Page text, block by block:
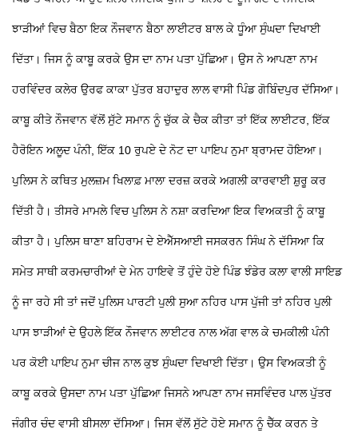
ਝਾੜੀਆਂ ਵਿਚ ਬੈਠਾ ਇਕ ਨੌਜਵਾਨ ਬੈਠਾ ਲਾਈਟਰ ਬਾਲ ਕੇ ਧੂੰਆ ਸੁੰਘਦਾ ਦਿਖਾਈ
ਦਿੱਤਾ। ਜਿਸ ਨੂੰ ਕਾਬੂ ਕਰਕੇ ਉਸ ਦਾ ਨਾਮ ਪਤਾ ਪੁੱਛਿਆ। ਉਸ ਨੇ ਆਪਣਾ ਨਾਮ
ਹਰਵਿੰਦਰ ਕਲੇਰ ਉਰਫ ਕਾਕਾ ਪੁੱਤਰ ਬਹਾਦੁਰ ਲਾਲ ਵਾਸੀ ਪਿੰਡ ਗੋਬਿੰਦਪੁਰ ਦੱਸਿਆ।
ਕਾਬੂ ਕੀਤੇ ਨੌਜਵਾਨ ਵੱਲੋਂ ਸੁੱਟੇ ਸਮਾਨ ਨੂੰ ਚੁੱਕ ਕੇ ਚੈਕ ਕੀਤਾ ਤਾਂ ਇੱਕ ਲਾਈਟਰ, ਇੱਕ
ਹੈਰੋਇਨ ਅਲੂਦ ਪੰਨੀ, ਇੱਕ 10 ਰੁਪਏ ਦੇ ਨੋਟ ਦਾ ਪਾਇਪ ਨੁਮਾ ਬ੍ਰਾਮਦ ਹੋਇਆ।
ਪੁਲਿਸ ਨੇ ਕਥਿਤ ਮੁਲਜ਼ਮ ਖਿਲਾਫ਼ ਮਾਲਾ ਦਰਜ਼ ਕਰਕੇ ਅਗਲੀ ਕਾਰਵਾਈ ਸ਼ੁਰੂ ਕਰ
ਦਿੱਤੀ ਹੈ। ਤੀਸਰੇ ਮਾਮਲੇ ਵਿਚ ਪੁਲਿਸ ਨੇ ਨਸ਼ਾ ਕਰਦਿਆ ਇਕ ਵਿਅਕਤੀ ਨੂੰ ਕਾਬੂ
ਕੀਤਾ ਹੈ। ਪੁਲਿਸ ਥਾਣਾ ਬਹਿਰਾਮ ਦੇ ਏਐੱਸਆਈ ਜਸਕਰਨ ਸਿੰਘ ਨੇ ਦੱਸਿਆ ਕਿ
ਸਮੇਤ ਸਾਥੀ ਕਰਮਚਾਰੀਆਂ ਦੇ ਮੇਨ ਹਾਇਵੇ ਤੋਂ ਹੁੰਦੇ ਹੋਏ ਪਿੰਡ ਝੰਡੇਰ ਕਲਾ ਵਾਲੀ ਸਾਇਡ
ਨੂੰ ਜਾ ਰਹੇ ਸੀ ਤਾਂ ਜਦੋਂ ਪੁਲਿਸ ਪਾਰਟੀ ਪੁਲੀ ਸੁਆ ਨਹਿਰ ਪਾਸ ਪੁੱਜੀ ਤਾਂ ਨਹਿਰ ਪੁਲੀ
ਪਾਸ ਝਾੜੀਆਂ ਦੇ ਉਹਲੇ ਇੱਕ ਨੌਜਵਾਨ ਲਾਈਟਰ ਨਾਲ ਅੱਗ ਵਾਲ ਕੇ ਚਮਕੀਲੀ ਪੰਨੀ
ਪਰ ਕੋਈ ਪਾਇਪ ਨੁਮਾ ਚੀਜ ਨਾਲ ਕੁਝ ਸੁੰਘਦਾ ਦਿਖਾਈ ਦਿੱਤਾ। ਉਸ ਵਿਅਕਤੀ ਨੂੰ
ਕਾਬੂ ਕਰਕੇ ਉਸਦਾ ਨਾਮ ਪਤਾ ਪੁੱਛਿਆ ਜਿਸਨੇ ਆਪਣਾ ਨਾਮ ਜਸਵਿੰਦਰ ਪਾਲ ਪੁੱਤਰ
ਜੰਗੀਰ ਚੰਦ ਵਾਸੀ ਬੀਸਲਾ ਦੱਸਿਆ। ਜਿਸ ਵੱਲੋਂ ਸੁੱਟੇ ਹੋਏ ਸਮਾਨ ਨੂੰ ਚੈੱਕ ਕਰਨ ਤੇ